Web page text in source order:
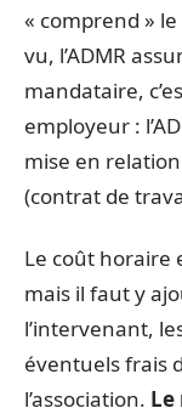
« comprend »
vu, l’ADMR
mandataire,
employeur :
mise en
(contrat de
Le coût horaire
mais il faut y
l’intervenant,
éventuels frais
l’association. Le